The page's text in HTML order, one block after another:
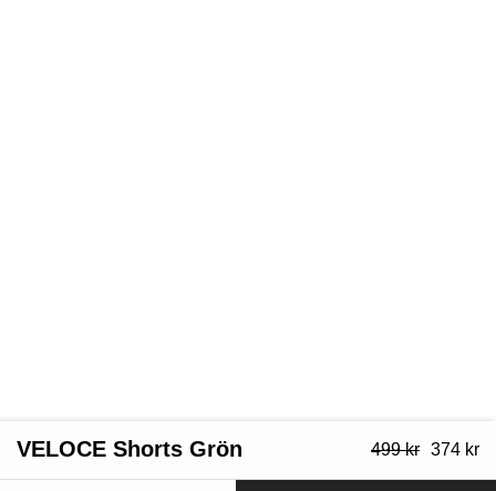
VELOCE Shorts Grön 499kr 374 kr